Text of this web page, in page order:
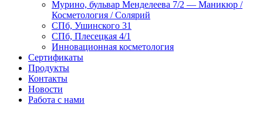
Мурино, бульвар Менделеева 7/2 — Маникюр /
Косметология / Солярий
СПб, Ушинского 31
СПб, Плесецкая 4/1
Инновационная косметология
Сертификаты
Продукты
Контакты
Новости
Работа с нами